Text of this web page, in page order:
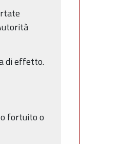
di effetto.
fortuito o